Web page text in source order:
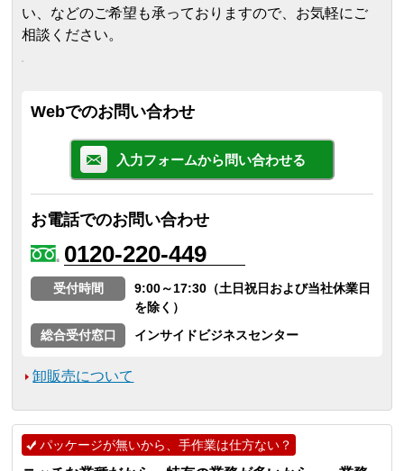
い、などのご希望も承っておりますので、お気軽にご
相談ください。
Webでのお問い合わせ
入力フォームから問い合わせる
お電話でのお問い合わせ
0120-220-449
受付時間
9:00～17:30（土日祝日および当社休業日
を除く）
総合受付窓口
インサイドビジネスセンター
卸販売について
パッケージが無いから、手作業は仕方ない？